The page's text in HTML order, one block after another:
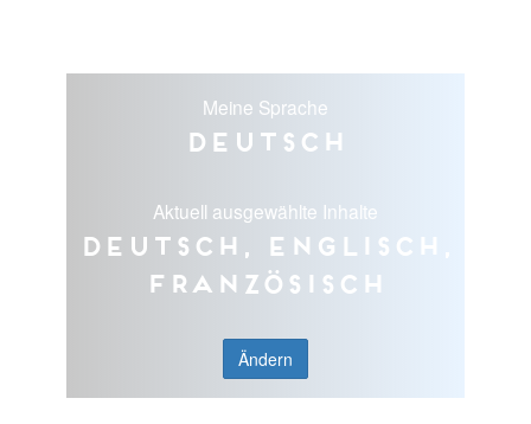
Meine Sprache
Deutsch
Aktuell ausgewählte Inhalte
Deutsch, Englisch,
Französisch
Ändern